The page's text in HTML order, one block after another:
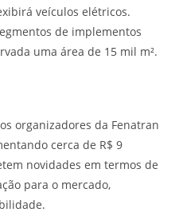
veículos elétricos.
de implementos
uma área de 15 mil m².
organizadores da Fenatran
cerca de R$ 9
novidades em termos de
para o mercado,